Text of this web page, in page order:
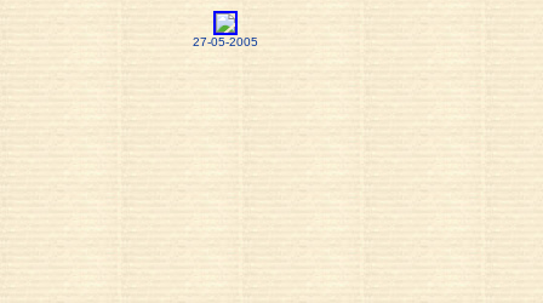
27-05-2005